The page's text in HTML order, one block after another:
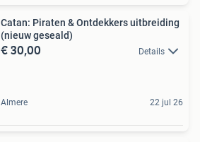
Catan: Piraten & Ontdekkers uitbreiding
(nieuw geseald)
€ 30,00 Details
Almere 22 jul 26